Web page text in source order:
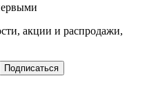
акции и распродажи,
Подписаться